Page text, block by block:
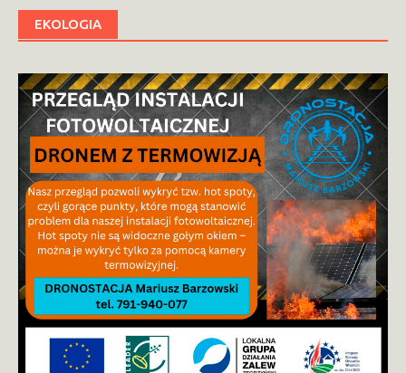
EKOLOGIA